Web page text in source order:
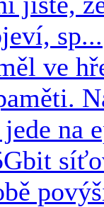
sp...
ve
na